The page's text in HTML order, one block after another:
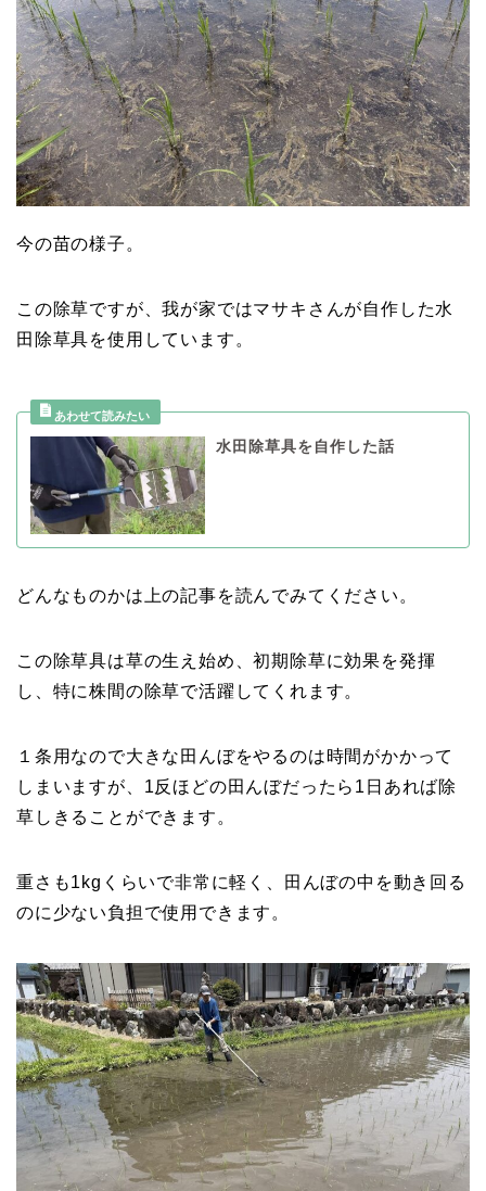
今の苗の様子。
この除草ですが、我が家ではマサキさんが自作した水
田除草具を使用しています。
水田除草具を自作した話
どんなものかは上の記事を読んでみてください。
この除草具は草の生え始め、初期除草に効果を発揮
し、特に株間の除草で活躍してくれます。
１条用なので大きな田んぼをやるのは時間がかかって
しまいますが、1反ほどの田んぼだったら1日あれば除
草しきることができます。
重さも1kgくらいで非常に軽く、田んぼの中を動き回る
のに少ない負担で使用できます。